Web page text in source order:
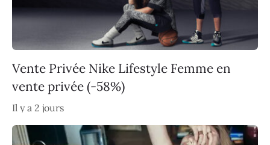
Vente Privée Nike Lifestyle Femme en
vente privée (-58%)
Il y a 2 jours